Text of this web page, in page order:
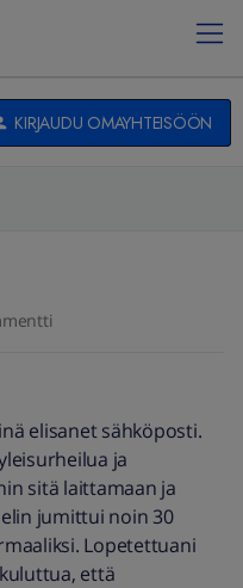
KIRJAUDU OMAYHTEISÖÖN
elisanet sähköposti.
ja
sitä laittamaan ja
jumittui noin 30
Lopetettuani
että